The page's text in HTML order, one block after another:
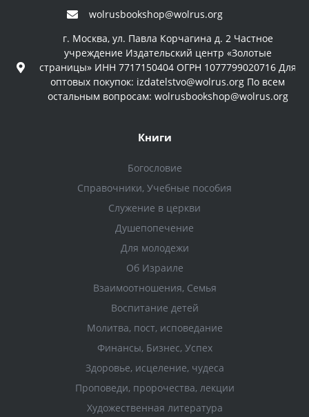
wolrusbookshop@wolrus.org
г. Москва, ул. Павла Корчагина д. 2 Частное
учреждение Издательский центр «Золотые
страницы» ИНН 7717150404 ОГРН 1077799020716 Для
оптовых покупок: izdatelstvo@wolrus.org По всем
остальным вопросам: wolrusbookshop@wolrus.org
Книги
Богословие
Справочники, Учебные пособия
Служение в церкви
Душепопечение
Для молодежи
Об Израиле
Взаимоотношения, Cемья
Воспитание детей
Молитва, пост, исповедание
Финансы, Бизнес, Успех
Здоровье, исцеление, чудеса
Проповеди, пророчества, лекции
Художественная литература